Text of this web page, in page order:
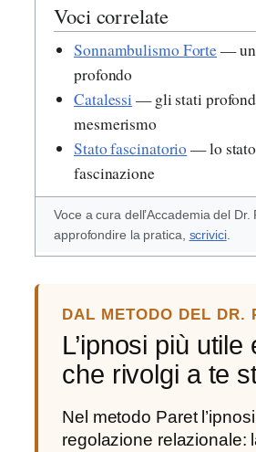
Voci correlate
Sonnambulismo Forte—
profondo
Catalessi — gli stati
mesmerismo
Stato fascinatorio — lo
fascinazione
Voce a cura dell’Accademia del Dr.
approfondire la pratica, scrivici.
DAL METODO DEL DR.
L’ipnosi più utile
che rivolgi a te
Nel metodo Paret
regolazione relazionale: